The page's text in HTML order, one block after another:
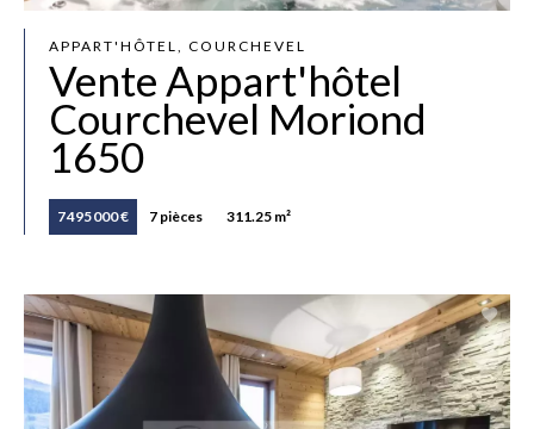
APPART'HÔTEL, COURCHEVEL
Vente Appart'hôtel
Courchevel Moriond
1650
7 495 000 € 7 pièces 311.25 m²